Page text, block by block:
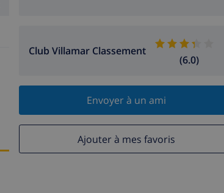
Club Villamar Classement
(6.0)
Envoyer à un ami
Ajouter à mes favoris